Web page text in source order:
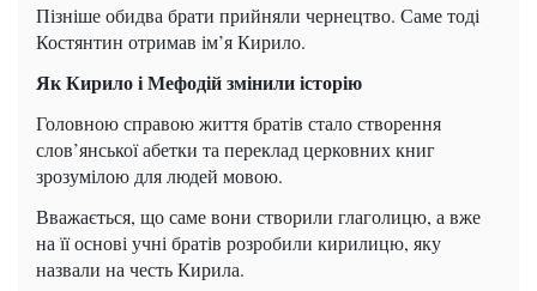
Пізніше обидва брати прийняли чернецтво. Саме тоді
Костянтин отримав ім’я Кирило.
Як Кирило і Мефодій змінили історію
Головною справою життя братів стало створення
слов’янської абетки та переклад церковних книг
зрозумілою для людей мовою.
Вважається, що саме вони створили глаголицю, а вже
на її основі учні братів розробили кирилицю, яку
назвали на честь Кирила.